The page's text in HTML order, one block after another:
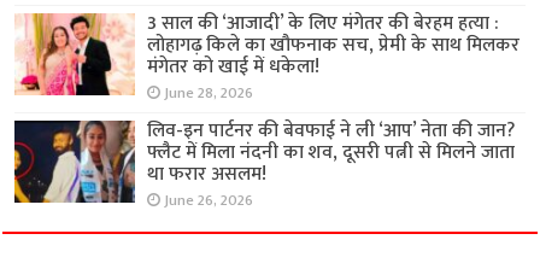
3 साल की ‘आजादी’ के लिए मंगेतर की बेरहम हत्या :
लोहागढ़ किले का खौफनाक सच, प्रेमी के साथ मिलकर
मंगेतर को खाई में धकेला!
June 28, 2026
लिव-इन पार्टनर की बेवफाई ने ली ‘आप’ नेता की जान?
फ्लैट में मिला नंदनी का शव, दूसरी पत्नी से मिलने जाता
था फरार असलम!
June 26, 2026